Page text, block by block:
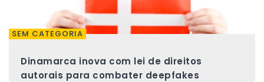
SEM CATEGORIA
Dinamarca inova com lei de direitos
autorais para combater deepfakes